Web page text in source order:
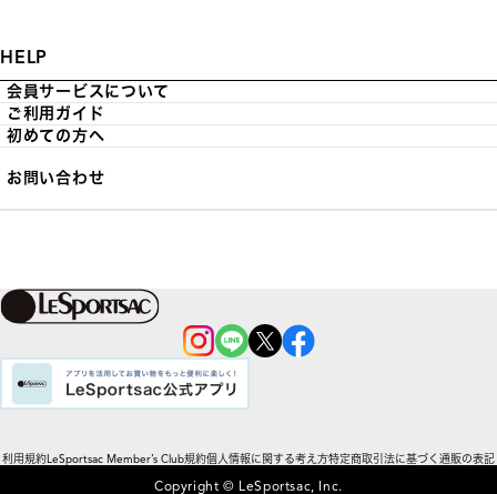
HELP
会員サービスについて
ご利用ガイド
初めての方へ
お問い合わせ
利用規約LeSportsac Member’s Club規約個人情報に関する考え方特定商取引法に基づく通販の表記
Copyright © LeSportsac, Inc.